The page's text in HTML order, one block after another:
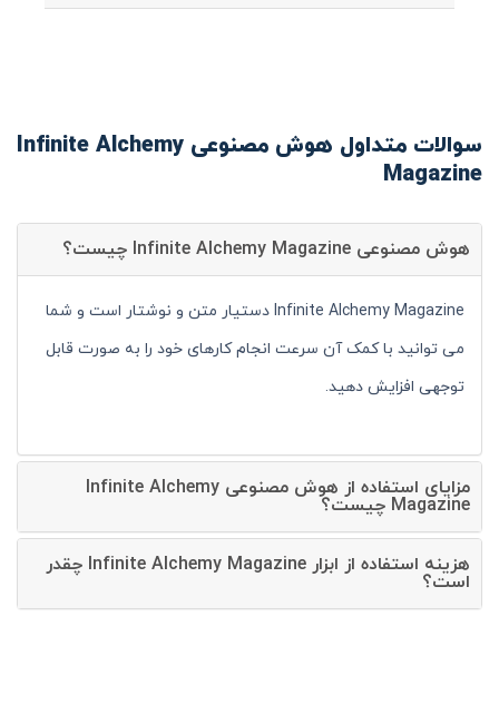
سوالات متداول هوش مصنوعی Infinite Alchemy
Magazine
هوش مصنوعی Infinite Alchemy Magazine چیست؟
Infinite Alchemy Magazine دستیار متن و نوشتار است و شما
می توانید با کمک آن سرعت انجام کارهای خود را به صورت قابل
توجهی افزایش دهید.
مزایای استفاده از هوش مصنوعی Infinite Alchemy
Magazine چیست؟
هزینه استفاده از ابزار Infinite Alchemy Magazine چقدر
است؟